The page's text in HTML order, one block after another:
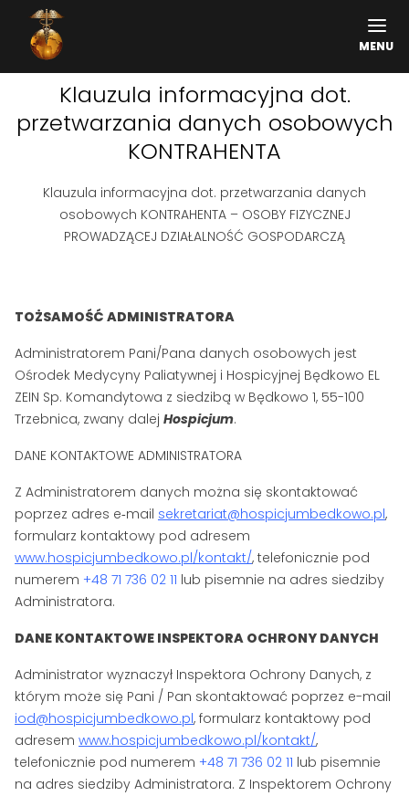
MENU
Klauzula informacyjna dot.
przetwarzania danych osobowych
KONTRAHENTA
Klauzula informacyjna dot. przetwarzania danych
osobowych KONTRAHENTA – OSOBY FIZYCZNEJ
PROWADZĄCEJ DZIAŁALNOŚĆ GOSPODARCZĄ
TOŻSAMOŚĆ ADMINISTRATORA
Administratorem Pani/Pana danych osobowych jest
Ośrodek Medycyny Paliatywnej i Hospicyjnej Będkowo EL
ZEIN Sp. Komandytowa z siedzibą w Będkowo 1, 55-100
Trzebnica, zwany dalej Hospicjum.
DANE KONTAKTOWE ADMINISTRATORA
Z Administratorem danych można się skontaktować
poprzez adres e‑mail sekretariat@hospicjumbedkowo.pl,
formularz kontaktowy pod adresem
www.hospicjumbedkowo.pl/kontakt/, telefonicznie pod
numerem +48 71 736 02 11 lub pisemnie na adres siedziby
Administratora.
DANE KONTAKTOWE INSPEKTORA OCHRONY DANYCH
Administrator wyznaczył Inspektora Ochrony Danych, z
którym może się Pani / Pan skontaktować poprzez e-mail
iod@hospicjumbedkowo.pl, formularz kontaktowy pod
adresem www.hospicjumbedkowo.pl/kontakt/,
telefonicznie pod numerem +48 71 736 02 11 lub pisemnie
na adres siedziby Administratora. Z Inspektorem Ochrony